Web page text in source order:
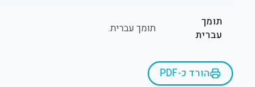
תומך
עברית
תומך עברית.
הורד כ-PDF